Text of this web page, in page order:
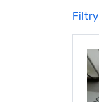
Filtry